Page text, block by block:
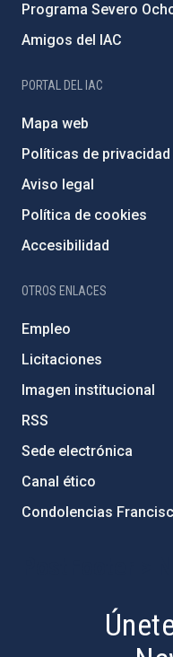
Programa Severo
Amigos del IAC
PORTAL DEL IAC
Mapa web
Políticas de privacidad
Aviso legal
Política de cookies
Accesibilidad
OTROS ENLACES
Empleo
Licitaciones
Imagen institucional
RSS
Sede electrónica
Canal ético
Condolencias